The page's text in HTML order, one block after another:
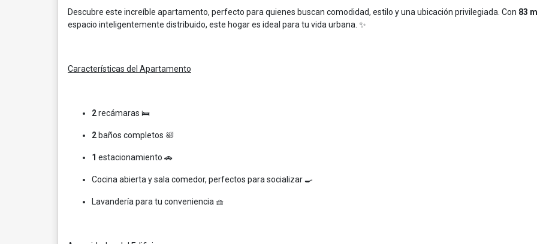
Descubre este increíble apartamento, perfecto para quienes buscan comodidad, estilo y una ubicación privilegiada. Con 83
espacio inteligentemente distribuido, este hogar es ideal para tu vida urbana. ✨
Características del Apartamento
2recámaras 🛌
2 baños completos 🛀
1 estacionamiento 🚗
Cocina abierta y sala comedor, perfectos para socializar 🍳
Lavandería para tu conveniencia 🧺